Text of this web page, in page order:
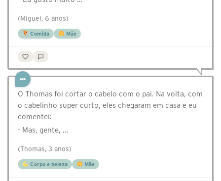
(Miguel, 6 anos)
Comida Mãe
O Thomas foi cortar o cabelo com o pai. Na volta, com
o cabelinho super curto, eles chegaram em casa e eu
comentei:
- Mas, gente, …
(Thomas, 3 anos)
Corpo e beleza Mãe